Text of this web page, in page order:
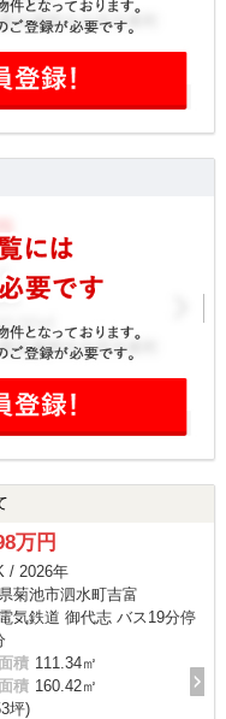
万円
/ 2026年
菊池市泗水町吉富
気鉄道 御代志 バス19分停
積 111.34㎡
積 160.42㎡
坪)